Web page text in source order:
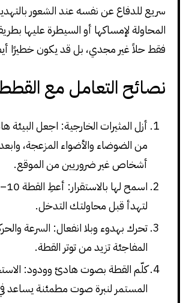
سريع للدفاع عن نفسه عند الشعور
المحاولة لإمساكها أو السيطرة عليها
فقط حلاً غير مجدي، بل قد يكون خطيرًا
نصائح التعامل مع
أزل المثيرات الخارجية: اجعل البيئة
من الضوضاء والأضواء المزعجة،
أشخاص غير ضروريين من الموقع.
لتهدأ قبل محاولتك التدخل.
تحرك بهدوء وبلا انفعال: السرعة
المفاجئة تزيد من توتر القطة.
كلّم القطة بصوت هادئ وودود:
المستمر لنبرة صوت مطمئنة يساعد